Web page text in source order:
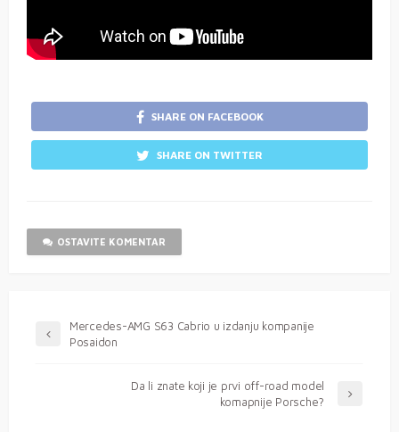
SHARE ON FACEBOOK
SHARE ON TWITTER
OSTAVITE KOMENTAR
Mercedes-AMG S63 Cabrio u izdanju kompanije
Posaidon
Da li znate koji je prvi off-road model
komapnije Porsche?